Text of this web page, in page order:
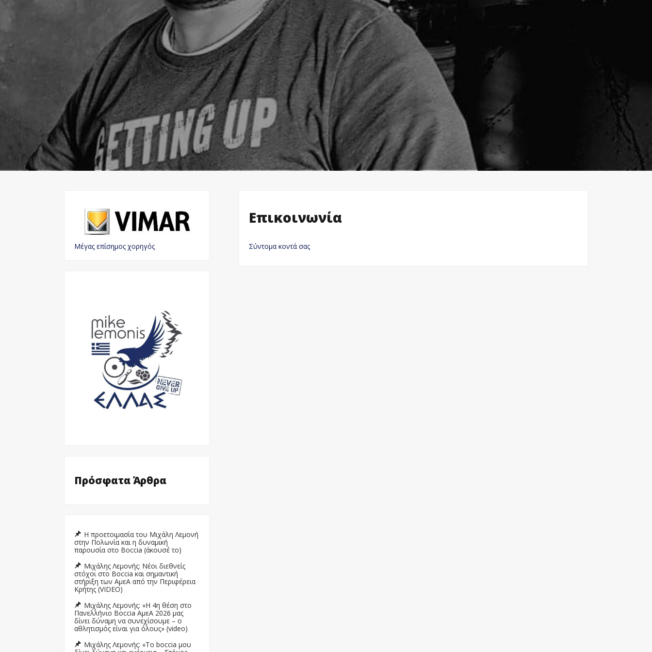
Επικοινωνία
Σύντομα κοντά σας
Μέγας επίσημος χορηγός
Πρόσφατα Άρθρα
Η προετοιμασία του Μιχάλη Λεμονή
στην Πολωνία και η δυναμική
παρουσία στο Boccia (άκουσέ το)
Μιχάλης Λεμονής: Νέοι διεθνείς
στόχοι στο Boccia και σημαντική
στήριξη των ΑμεΑ από την Περιφέρεια
Κρήτης (VIDEO)
Μιχάλης Λεμονής: «Η 4η θέση στο
Πανελλήνιο Boccia ΑμεΑ 2026 μας
δίνει δύναμη να συνεχίσουμε – ο
αθλητισμός είναι για όλους» (video)
Μιχάλης Λεμονής: «Το boccia μου